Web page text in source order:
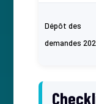
Dépôt des
demandes